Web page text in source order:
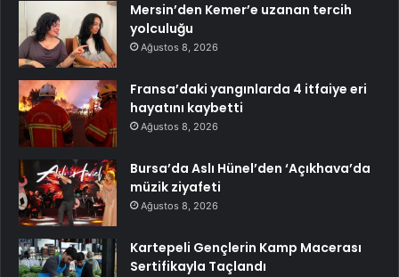
Mersin’den Kemer’e uzanan tercih
yolculuğu
Ağustos 8, 2026
Fransa’daki yangınlarda 4 itfaiye eri
hayatını kaybetti
Ağustos 8, 2026
Bursa’da Aslı Hünel’den ‘Açıkhava’da
müzik ziyafeti
Ağustos 8, 2026
Kartepeli Gençlerin Kamp Macerası
Sertifikayla Taçlandı